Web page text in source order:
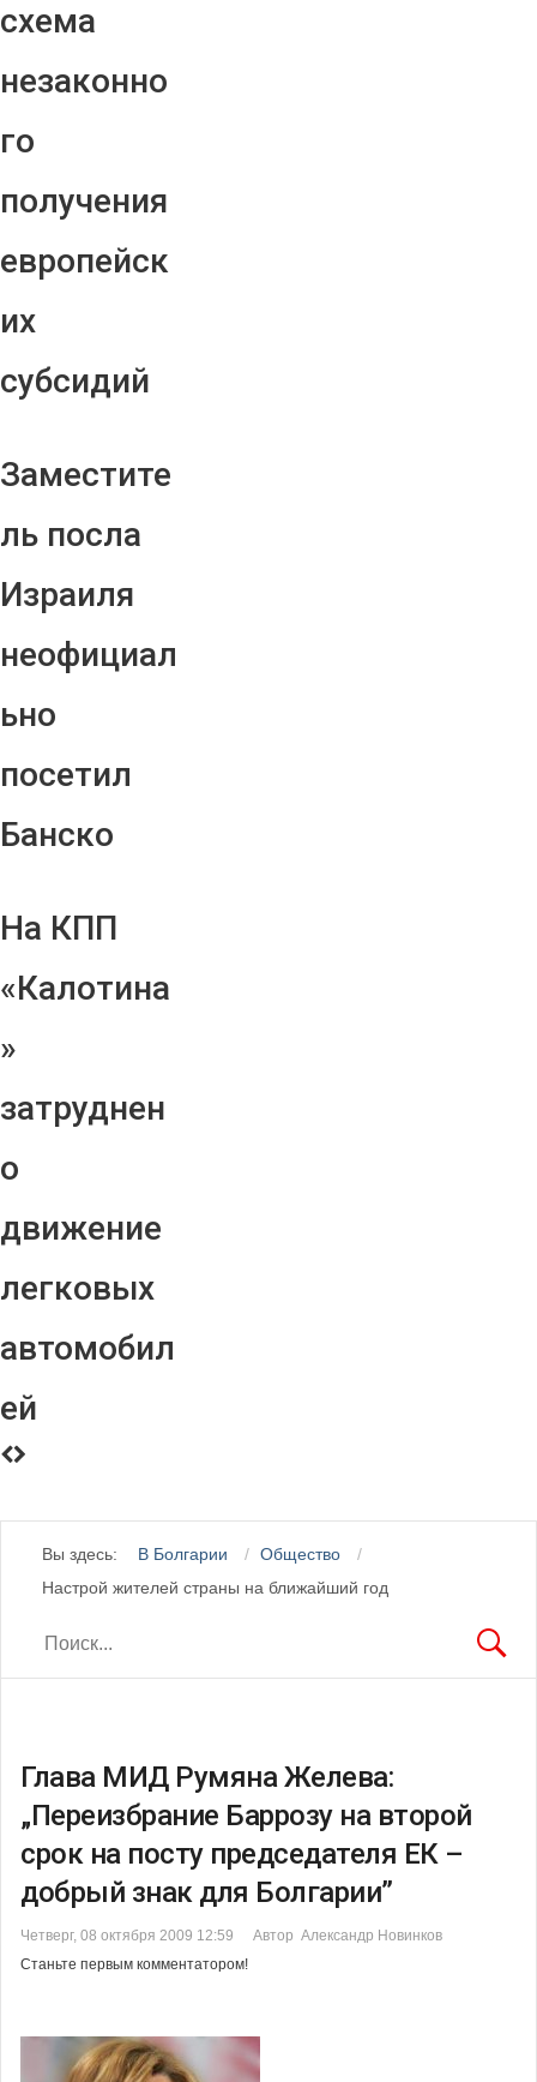
схема
незаконно
го
получения
европейск
их
субсидий
Заместите
ль посла
Израиля
неофициал
ьно
посетил
Банско
На КПП
«Калотина
»
затруднен
о
движение
легковых
автомобил
ей
Вы здесь: В Болгарии
Общество
Настрой жителей страны на ближайший год
Глава МИД Румяна Желева:
„Переизбрание Баррозу на второй
срок на посту председателя ЕК –
добрый знак для Болгарии”
Четверг, 08 октября 2009 12:59
Автор Александр Новинков
Станьте первым комментатором!